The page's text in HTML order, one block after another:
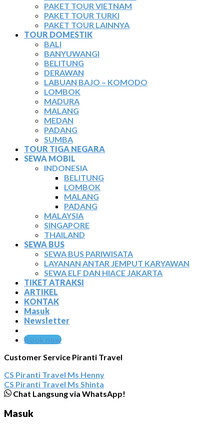
PAKET TOUR VIETNAM
PAKET TOUR TURKI
PAKET TOUR LAINNYA
TOUR DOMESTIK
BALI
BANYUWANGI
BELITUNG
DERAWAN
LABUAN BAJO – KOMODO
LOMBOK
MADURA
MALANG
MEDAN
PADANG
SUMBA
TOUR TIGA NEGARA
SEWA MOBIL
INDONESIA
BELITUNG
LOMBOK
MALANG
PADANG
MALAYSIA
SINGAPORE
THAILAND
SEWA BUS
SEWA BUS PARIWISATA
LAYANAN ANTAR JEMPUT KARYAWAN
SEWA ELF DAN HIACE JAKARTA
TIKET ATRAKSI
ARTIKEL
KONTAK
Masuk
Newsletter
Book now
Customer Service Piranti Travel
CS Piranti Travel Ms Henny
CS Piranti Travel Ms Shinta
Chat Langsung via WhatsApp!
Masuk